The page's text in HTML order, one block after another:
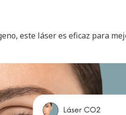
este láser es eficaz para